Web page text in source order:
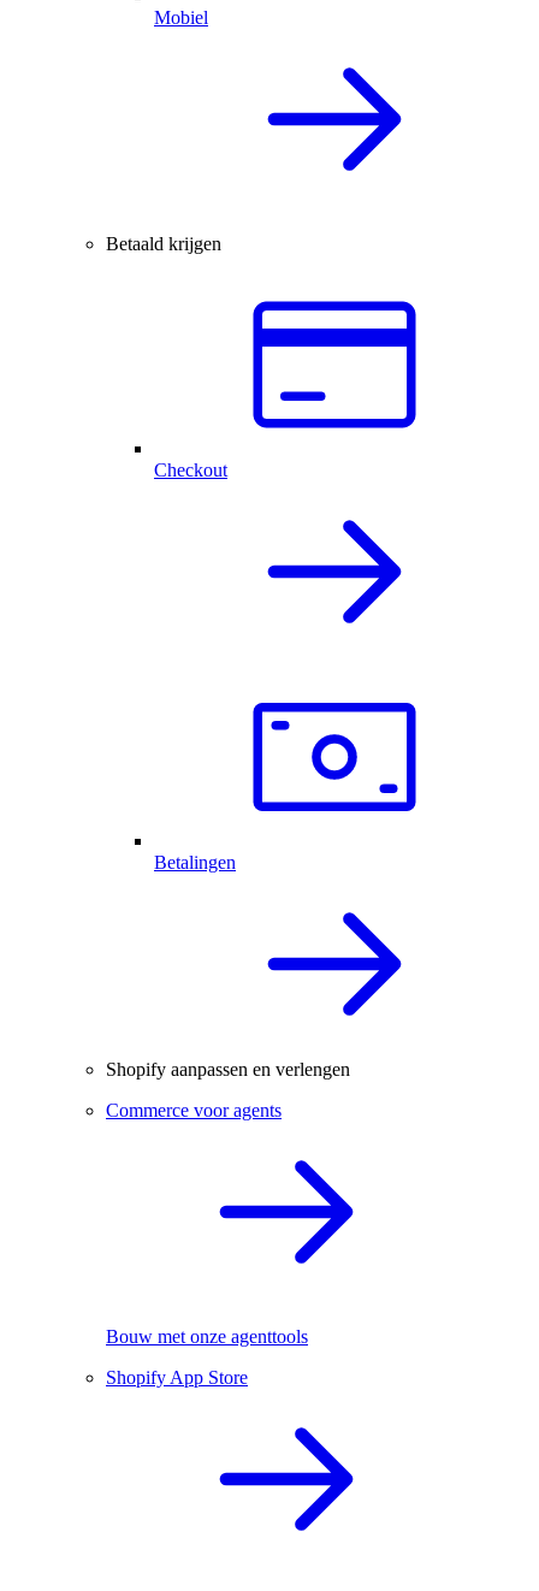
Mobiel
Betaald krijgen
Checkout
Betalingen
Shopify aanpassen en verlengen
Commerce voor agents
Bouw met onze agenttools
Shopify App Store